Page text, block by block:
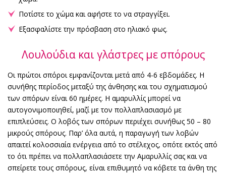
Ποτίστε το χώμα και αφήστε το να στραγγίξει.
Εξασφαλίστε την πρόσβαση στο ηλιακό φως.
Λουλούδια και γλάστρες με σπόρους
Οι πρώτοι σπόροι εμφανίζονται μετά από 4-6 εβδομάδες. Η
συνήθης περίοδος μεταξύ της άνθησης και του σχηματισμού
των σπόρων είναι 60 ημέρες. Η αμαρυλλίς μπορεί να
αυτογονιμοποιηθεί, μαζί με τον πολλαπλασιασμό με
επιπλεύσεις. Ο λοβός των σπόρων περιέχει συνήθως 50 – 80
μικρούς σπόρους. Παρ’ όλα αυτά, η παραγωγή των λοβών
απαιτεί κολοσσιαία ενέργεια από το στέλεχος, οπότε εκτός από
το ότι πρέπει να πολλαπλασιάσετε την Αμαρυλλίς σας και να
σπείρετε τους σπόρους, είναι επιθυμητό να κόβετε τα άνθη της